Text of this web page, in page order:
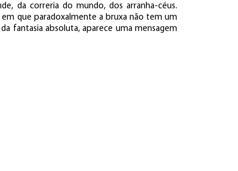
da correria do mundo, dos arranha-céus.
que paradoxalmente a bruxa não tem um
fantasia absoluta, aparece uma mensagem